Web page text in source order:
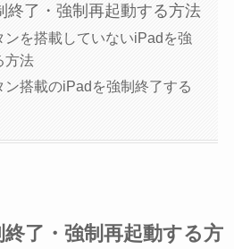
終了・強制再起動する方法
ンを搭載していないiPadを強
方法
ン搭載のiPadを強制終了する
了・強制再起動する方